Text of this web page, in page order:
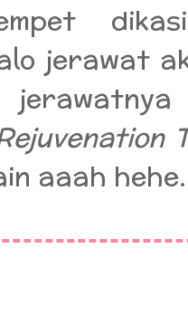
jerawat
aaah hehe.